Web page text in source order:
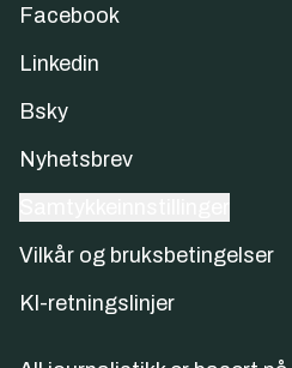
Facebook
Linkedin
Bsky
Nyhetsbrev
Vilkår og bruksbetingelser
KI-retningslinjer